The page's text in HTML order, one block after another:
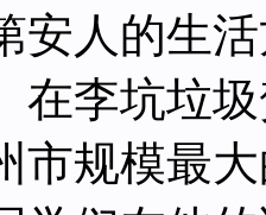
安人的生
在李坑垃
市规模最